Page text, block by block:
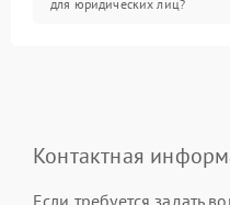
для юридических лиц?
Контактная